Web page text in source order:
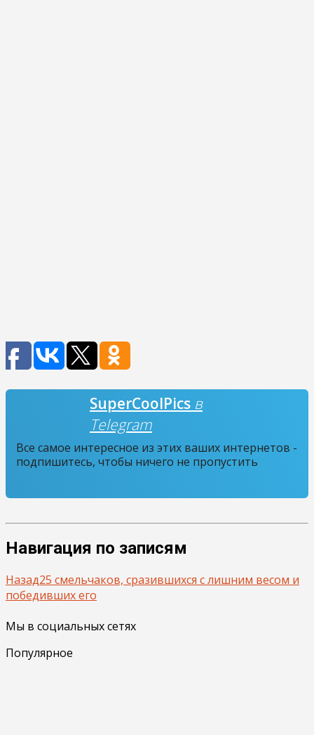
SuperCoolPics в
Telegram
Все самое интересное из этих ваших интернетов -
подпишитесь, чтобы ничего не пропустить
Навигация по записям
Назад25 смельчаков, сразившихся с лишним весом и
победивших его
Мы в социальных сетях
Популярное